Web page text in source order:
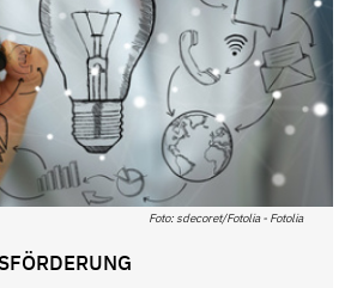
Foto: sdecoret/Fotolia - Fotolia